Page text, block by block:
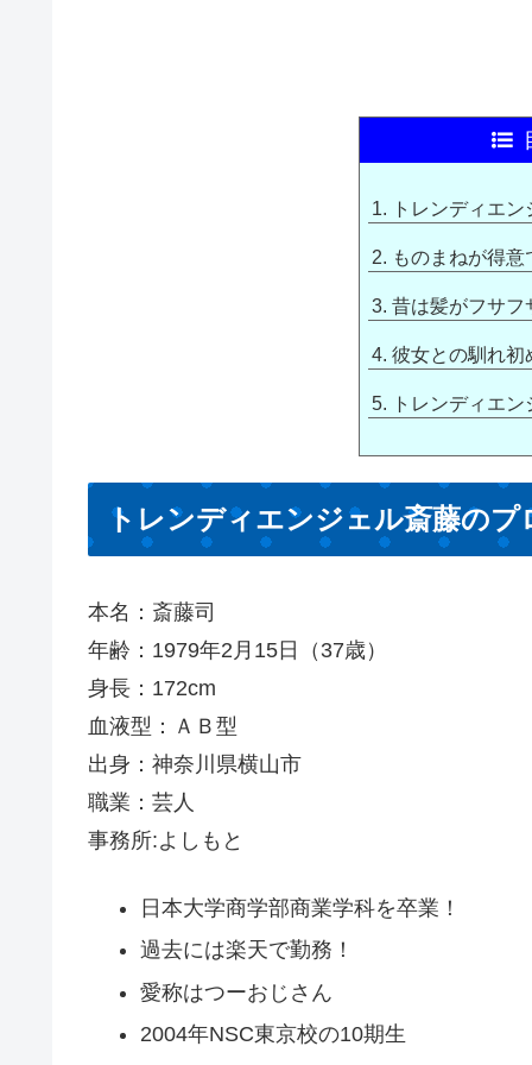
トレンディエ
ものまねが得
昔は髪がフサフ
彼女との馴れ初
トレンディエ
トレンディエンジェル斎藤のプ
本名：斎藤司
年齢：1979年2月15日（37歳）
身長：172cm
血液型：ＡＢ型
出身：神奈川県横山市
職業：芸人
事務所:よしもと
日本大学商学部商業学科を卒業！
過去には楽天で勤務！
愛称はつーおじさん
2004年NSC東京校の10期生